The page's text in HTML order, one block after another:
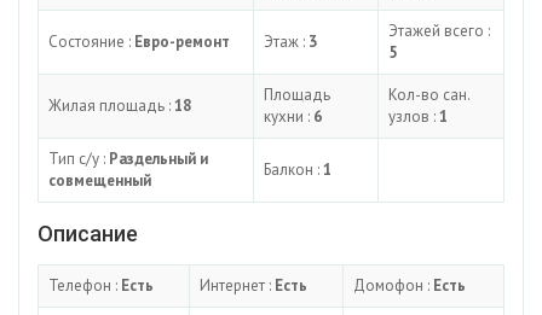
Состояние : Евро-ремонт Этаж : 3
Этажей всего :
5
Жилая площадь :18
Площадь
кухни : 6
Кол-во сан.
узлов :1
Тип с/у : Раздельный и
совмещенный
Балкон :1
Описание
Телефон : Есть Интернет : Есть Домофон : Есть